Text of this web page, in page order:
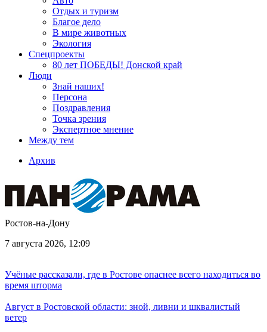
Отдых и туризм
Благое дело
В мире животных
Экология
Спецпроекты
80 лет ПОБЕДЫ! Донской край
Люди
Знай наших!
Персона
Поздравления
Точка зрения
Экспертное мнение
Между тем
Архив
Ростов-на-Дону
7 августа 2026, 12:09
Учёные рассказали, где в Ростове опаснее всего находиться во
время шторма
Август в Ростовской области: зной, ливни и шквалистый
ветер